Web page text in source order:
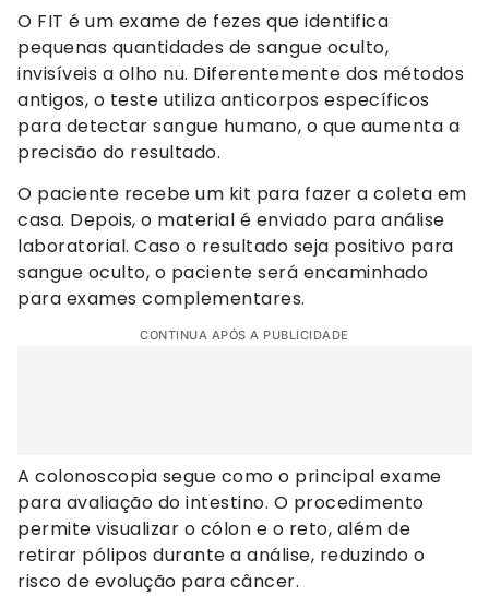
O FIT é um exame de fezes que identifica
pequenas quantidades de sangue oculto,
invisíveis a olho nu. Diferentemente dos métodos
antigos, o teste utiliza anticorpos específicos
para detectar sangue humano, o que aumenta a
precisão do resultado.
O paciente recebe um kit para fazer a coleta em
casa. Depois, o material é enviado para análise
laboratorial. Caso o resultado seja positivo para
sangue oculto, o paciente será encaminhado
para exames complementares.
CONTINUA APÓS A PUBLICIDADE
A colonoscopia segue como o principal exame
para avaliação do intestino. O procedimento
permite visualizar o cólon e o reto, além de
retirar pólipos durante a análise, reduzindo o
risco de evolução para câncer.